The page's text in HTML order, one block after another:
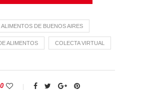
ALIMENTOS DE BUENOS AIRES
ALIMENTOS COLECTA VIRTUAL
0